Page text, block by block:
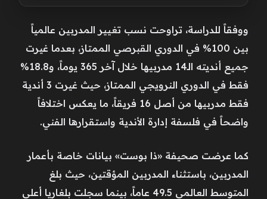
ووفقاً للدراسة، تراوحت نسب تغيير المدربين عالمياً
بين 100% في الدوري القبرصي الممتاز، بعدما غيرت
جميع أنديته الـ14 مدربيها خلال آخر 365 يوماً، و18.8%
فقط في الدوري النرويجي الممتاز، حيث غيرت 3 أندية
فقط مدربيها من أصل 16 فريقاً، ما يعكس اختلافاً
واضحاً في فلسفة إدارة الأندية واستقرارها الفني.
كما عرضت صحيفة «ذا بوست» بيانات خاصة بأعمار
المدربين، باستثناء المدربين المؤقتين، حيث بلغ
المتوسط العالمي 49.5 عاماً، بينما سجلت بلغاريا أعلى